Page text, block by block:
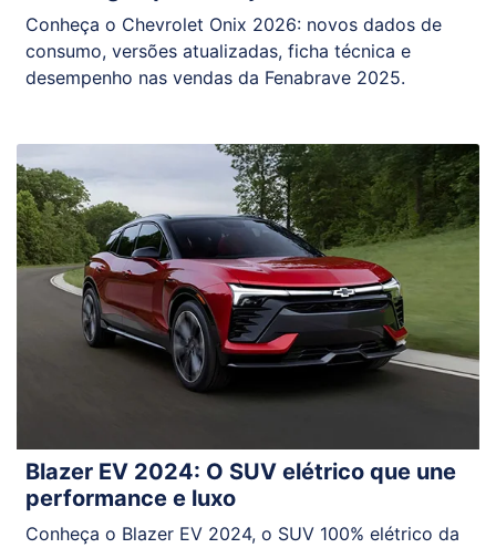
Conheça o Chevrolet Onix 2026: novos dados de
consumo, versões atualizadas, ficha técnica e
desempenho nas vendas da Fenabrave 2025.
Blazer EV 2024: O SUV elétrico que une
performance e luxo
Conheça o Blazer EV 2024, o SUV 100% elétrico da